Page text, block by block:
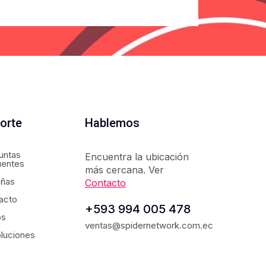
Hablemos
Encuentra la ubicación
más cercana. Ver
Contacto
+593 994 005 478
ventas@spidernetwork.com.ec